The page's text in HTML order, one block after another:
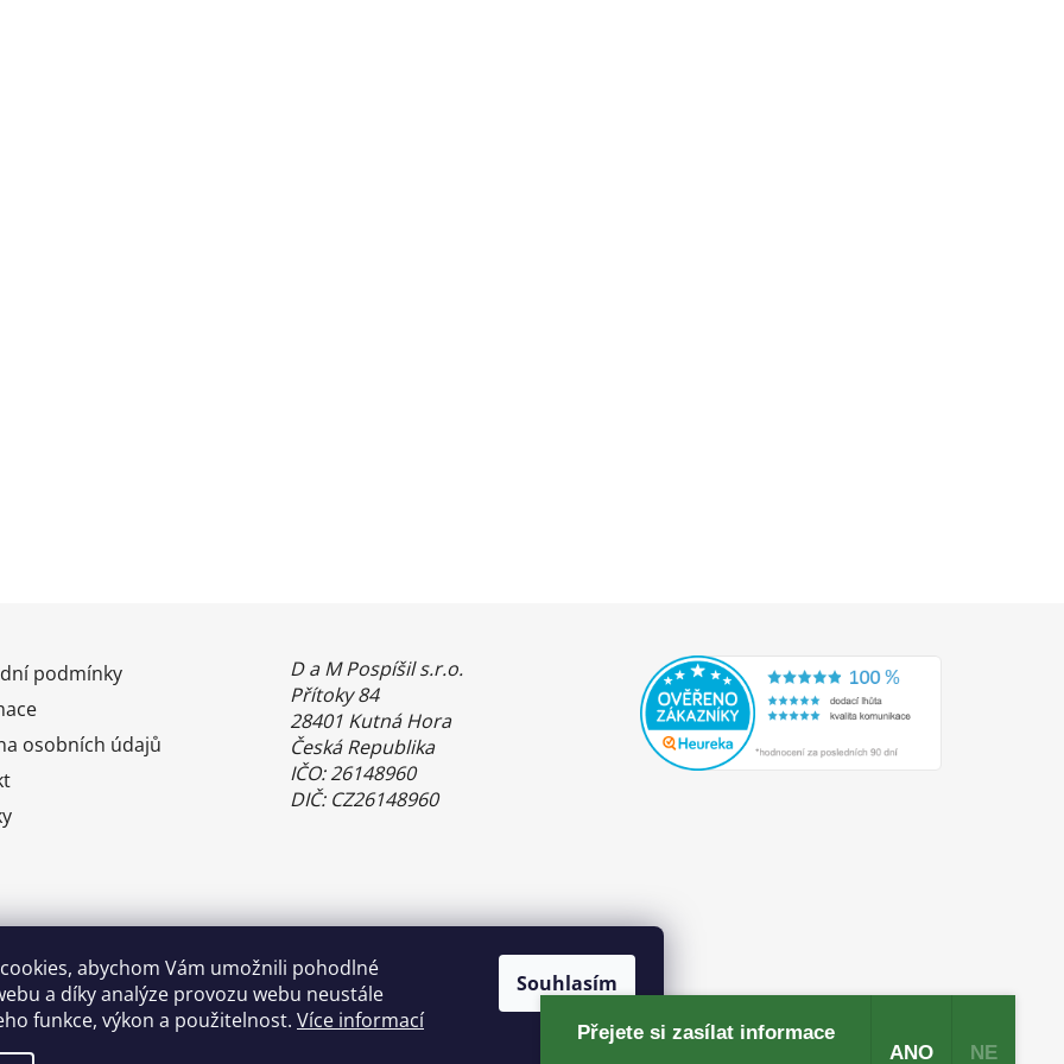
abychom Vám umožnili pohodlné
a díky analýze provozu webu neustále
funkce, výkon a použitelnost. Více informací
Souhlasím
podmínky
osobních údajů
D a M Pospíšil s.r.o.
Přítoky 84
28401 Kutná Hora
Česká Republika
IČO: 26148960
DIČ: CZ26148960
Benefity Pluxee - Sodexo
Přejete si zasílat informace
ANO NE